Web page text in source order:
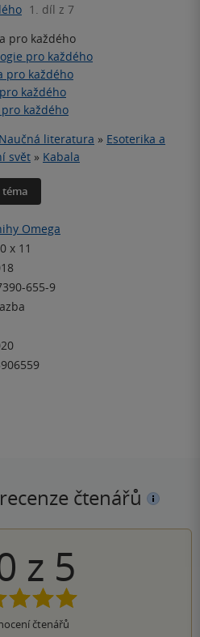
1. díl z 7
pro každého
pro každého
pro každého
každého
pro každého
Naučná literatura » Esoterika a
svět » Kabala
Omega
x 11
655-9
čtenářů
z 5
čtenářů